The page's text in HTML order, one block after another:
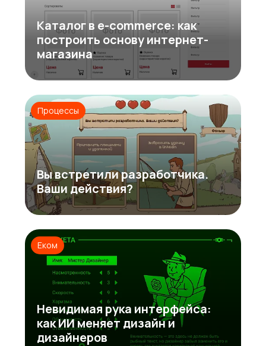
Каталог в e-commerce: как
построить основу интернет-
магазина
Процессы
Вы встретили разработчика.
Ваши действия?
Еком
Невидимая рука интерфейса:
как ИИ меняет дизайн и
дизайнеров